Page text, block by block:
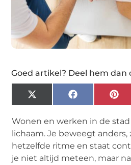
Goed artikel? Deel hem dan
X
(Twitter)
Facebook
Wonen en werken in de stad
lichaam. Je beweegt anders,
hetzelfde ritme en staat
je niet altijd meteen, maar